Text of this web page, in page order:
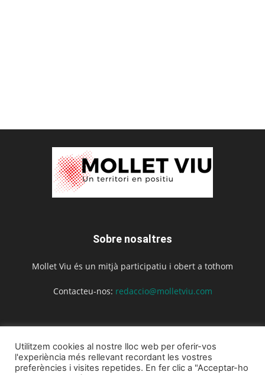
Sobre nosaltres
Mollet Viu és un mitjà participatiu i obert a tothom
Contacteu-nos: redaccio@molletviu.com
Utilitzem cookies al nostre lloc web per oferir-vos
l'experiència més rellevant recordant les vostres
preferències i visites repetides. En fer clic a "Acceptar-ho